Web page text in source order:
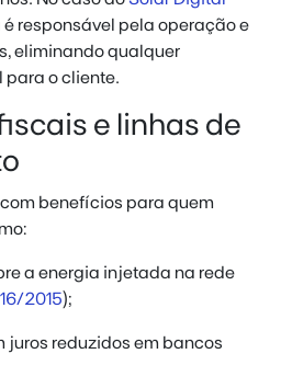
é responsável pela operação e
eliminando qualquer
o cliente.
e linhas de
benefícios para quem
a energia injetada na rede
2015);
juros reduzidos em bancos